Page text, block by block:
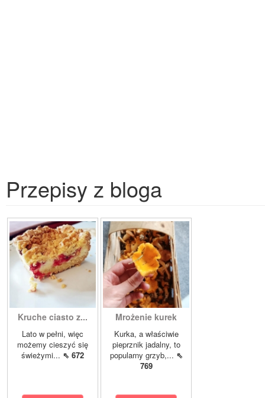
Przepisy z bloga
Kruche ciasto z...
Lato w pełni, więc
możemy cieszyć się
świeżymi... ⇖ 672
Mrożenie kurek
Kurka, a właściwie
pieprznik jadalny, to
popularny grzyb,... ⇖
769